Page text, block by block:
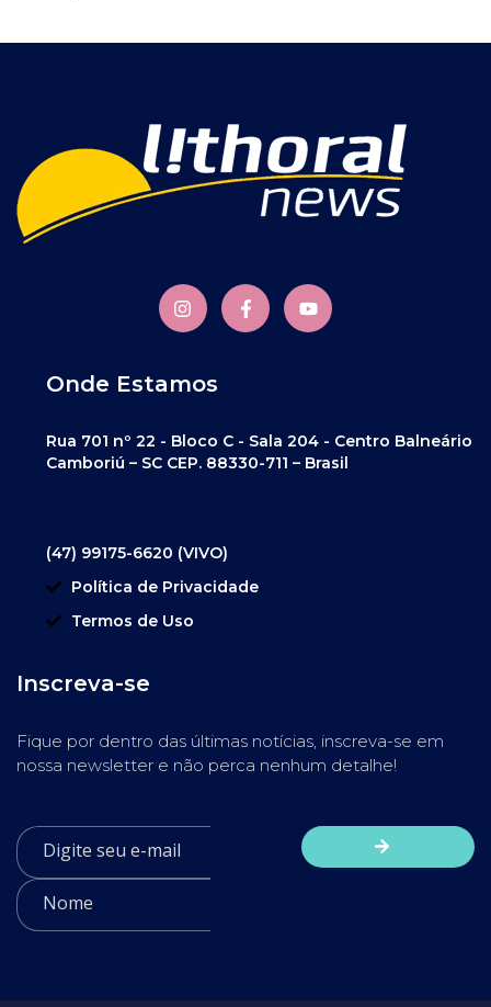
Onde Estamos
Rua 701 nº 22 - Bloco C - Sala 204 - Centro Balneário
Camboriú – SC CEP. 88330-711 – Brasil
(47) 99175-6620 (VIVO)
Política de Privacidade
Termos de Uso
Inscreva-se
Fique por dentro das últimas notícias, inscreva-se em
nossa newsletter e não perca nenhum detalhe!